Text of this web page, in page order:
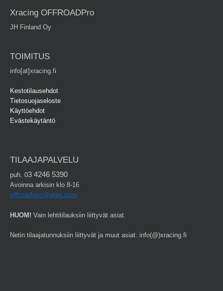
Xracing OFFROADPro
JH Finland Oy
TOIMITUS
info[at]xracing.fi
Kestotilausehdot
Tietosuojaseloste
Käyttöehdot
Evästekäytäntö
TILAAJAPALVELU
puh. 03 4246 5390
Avoinna arkisin klo 8-16
offroadpro@atex.com
HUOM! Vain lehtitilauksiin liittyvät asiat.
Netin tilaajatunnuksiin liittyvät ja muut asiat: info(@)xracing.fi